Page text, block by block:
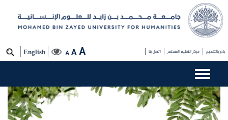
English A A A بادر بالتقديم مركز التعليم المستمر اتصل بنا